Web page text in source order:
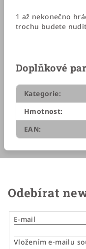
1 až nekonečno
trochu budete
Doplňkové
Kategorie:
Hmotnost:
EAN:
Odebírat
E-mail
Vložením e-mailu